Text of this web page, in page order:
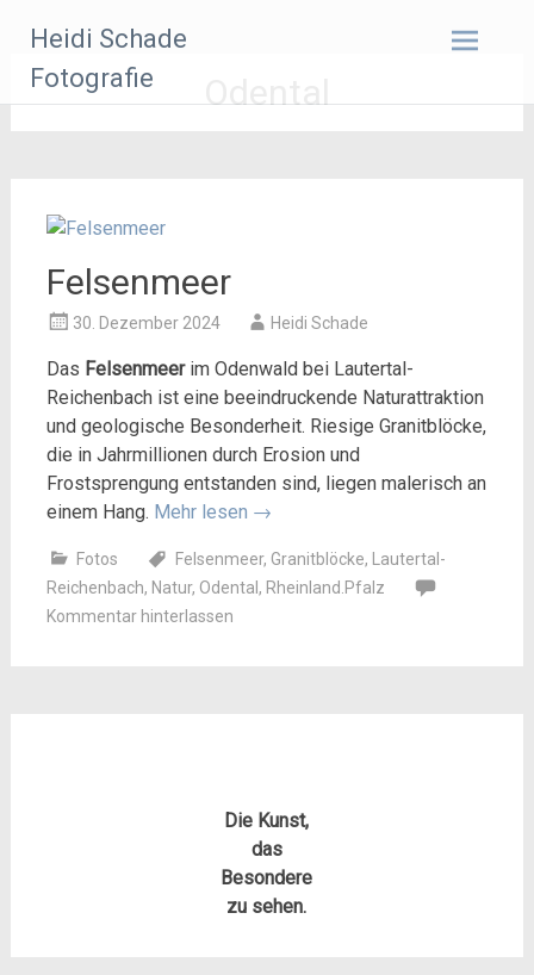
Inhalt
springen
Heidi Schade
Fotografie
Odental
Felsenmeer
30. Dezember 2024 Heidi Schade
Das Felsenmeerim Odenwald bei Lautertal-
Reichenbach ist eine beeindruckende Naturattraktion
und geologische Besonderheit. Riesige Granitblöcke,
die in Jahrmillionen durch Erosion und
Frostsprengung entstanden sind, liegen malerisch an
einem Hang. Mehr lesen →
Fotos Felsenmeer, Granitblöcke,
Lautertal-
Reichenbach, Natur, Odental , Rheinland.Pfalz
Kommentar hinterlassen
Die Kunst,
das
Besondere
zu sehen.